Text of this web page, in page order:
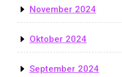
November 2024
Oktober 2024
September 2024